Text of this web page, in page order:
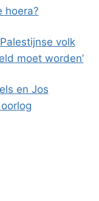
hoera?
volk
moet worden’
en Jos